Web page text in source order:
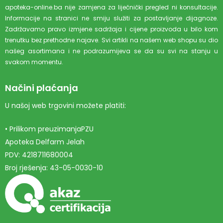
apoteka-online.ba nije zamjena za liječnički pregled ni konsultacije.
Informacije na stranici ne smiju služiti za postavljanje dijagnoze.
Zadržavamo pravo izmjene sadržaja i cijene proizvoda u bilo kom
trenutku bez prethodne najave. Svi artikli na našem web shopu su dio
našeg asortimana i ne podrazumijeva se da su svi na stanju u
svakom momentu.
Načini plaćanja
U našoj web trgovini možete platiti:
• Prilikom preuzimanjaPZU
Apoteka Delfarm Jelah
PDV: 4218711680004
Broj rješenja: 43-05-0030-10